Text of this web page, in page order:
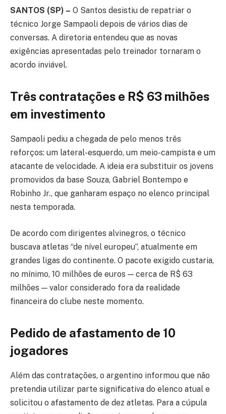
SANTOS (SP) – O Santos desistiu de repatriar o
técnico Jorge Sampaoli depois de vários dias de
conversas. A diretoria entendeu que as novas
exigências apresentadas pelo treinador tornaram o
acordo inviável.
Três contratações e R$ 63 milhões
em investimento
Sampaoli pediu a chegada de pelo menos três
reforços: um lateral-esquerdo, um meio-campista e um
atacante de velocidade. A ideia era substituir os jovens
promovidos da base Souza, Gabriel Bontempo e
Robinho Jr., que ganharam espaço no elenco principal
nesta temporada.
De acordo com dirigentes alvinegros, o técnico
buscava atletas “de nível europeu”, atualmente em
grandes ligas do continente. O pacote exigido custaria,
no mínimo, 10 milhões de euros — cerca de R$ 63
milhões — valor considerado fora da realidade
financeira do clube neste momento.
Pedido de afastamento de 10
jogadores
Além das contratações, o argentino informou que não
pretendia utilizar parte significativa do elenco atual e
solicitou o afastamento de dez atletas. Para a cúpula